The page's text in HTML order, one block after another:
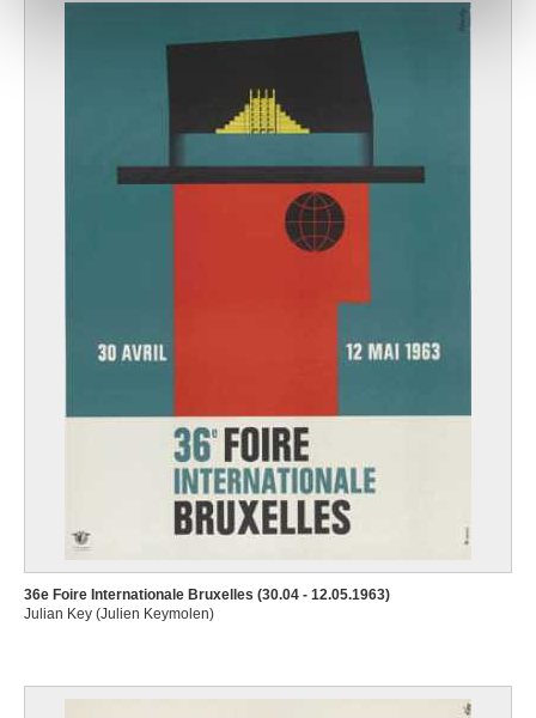
36e Foire Internationale Bruxelles (30.04 - 12.05.1963)
Julian Key (Julien Keymolen)